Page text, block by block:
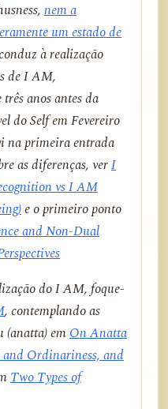
nem a
um estado de
à realização
de I AM,
anos antes da
do Self em Fevereiro
na primeira entrada
as diferenças, verI
vs I AM
e o primeiro ponto
and Non-Dual
do I AM, foque-
, contemplando as
(anatta) emOn Anatta
and Ordinariness, and
Two Types of